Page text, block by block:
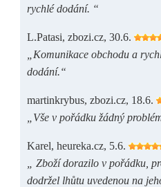
rychlé dodání. “
L.Patasi, zbozi.cz, 30.6.
„Komunikace obchodu a
dodání.“
martinkrybus, zbozi.cz, 18.6.
„Vše v pořádku žádný
Karel, heureka.cz, 5.6.
„ Zboží dorazilo v pořádku,
dodržel lhůtu uvedenou na